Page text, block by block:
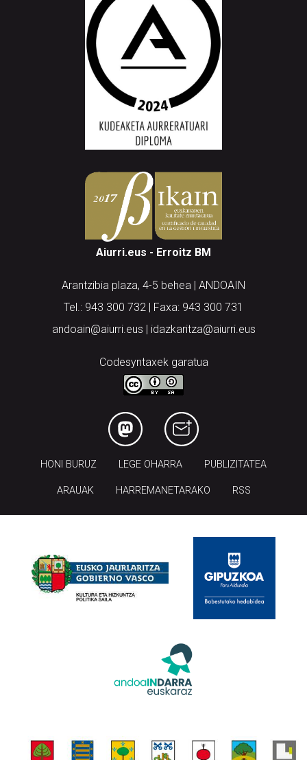
Aiurri.eus - Erroitz BM
Arantzibia plaza, 4-5 behea | ANDOAIN
Tel.: 943 300 732 | Faxa: 943 300 731
andoain@aiurri.eus | idazkaritza@aiurri.eus
Codesyntaxek garatua
HONI BURUZ LEGE OHARRA PUBLIZITATEA
ARAUAK HARREMANETARAKO RSS